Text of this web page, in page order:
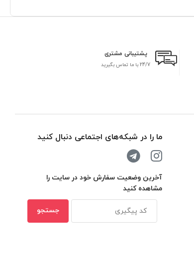
پشتیبانی مشتری
24/7 با ما تماس بگیرید
ما را در شبکه‌های اجتماعی دنبال کنید
آخرین وضعیت سفارش خود در سایت را
مشاهده کنید